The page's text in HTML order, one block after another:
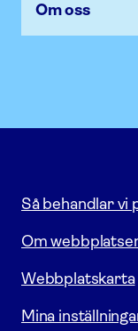
Om oss
Så behandlar
Om
Webbplatskarta
Mina